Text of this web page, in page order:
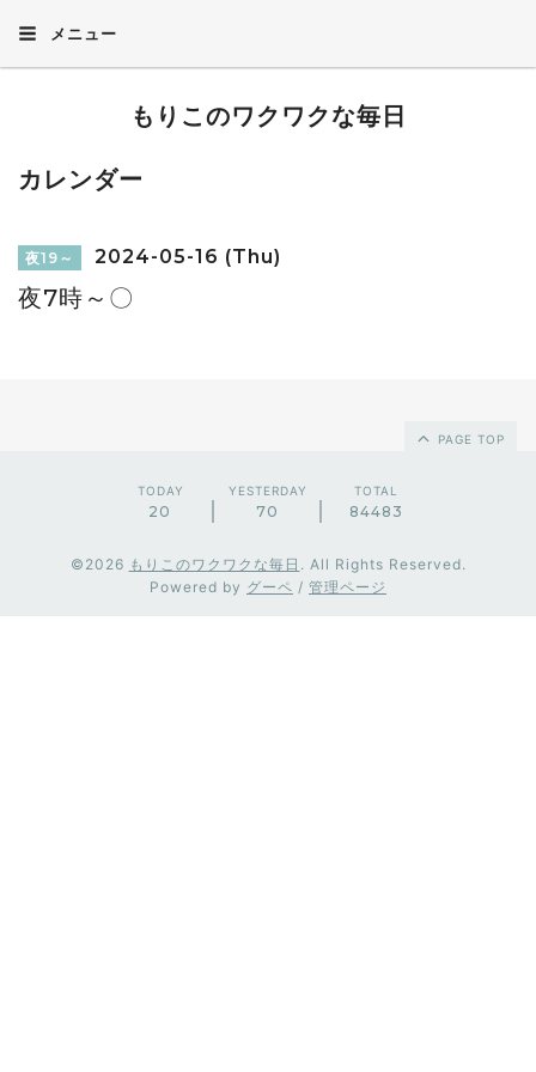
メニュー
もりこのワクワクな毎日
カレンダー
夜19～ 2024-05-16 (Thu)
夜7時～〇
PAGE TOP
TODAY
20
YESTERDAY
70
TOTAL
84483
©2026 もりこのワクワクな毎日 . All Rights Reserved.
Powered by グーペ / 管理ページ